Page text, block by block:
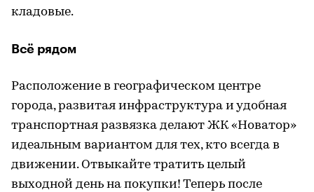
кладовые.
Всё рядом
Расположение в географическом центре
города, развитая инфраструктура и удобная
транспортная развязка делают ЖК «Новатор»
идеальным вариантом для тех, кто всегда в
движении. Отвыкайте тратить целый
выходной день на покупки! Теперь после